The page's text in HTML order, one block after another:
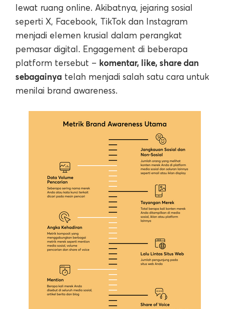
lewat ruang online. Akibatnya, jejaring sosial
seperti X, Facebook, TikTok dan Instagram
menjadi elemen krusial dalam perangkat
pemasar digital. Engagement di beberapa
platform tersebut – komentar, like, share dan
sebagainya telah menjadi salah satu cara untuk
menilai brand awareness.